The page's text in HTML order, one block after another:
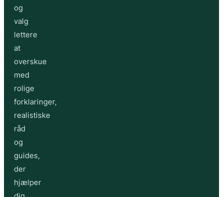
og
valg
lettere
at
overskue
med
rolige
forklaringer,
realistiske
råd
og
guides,
der
hjælper